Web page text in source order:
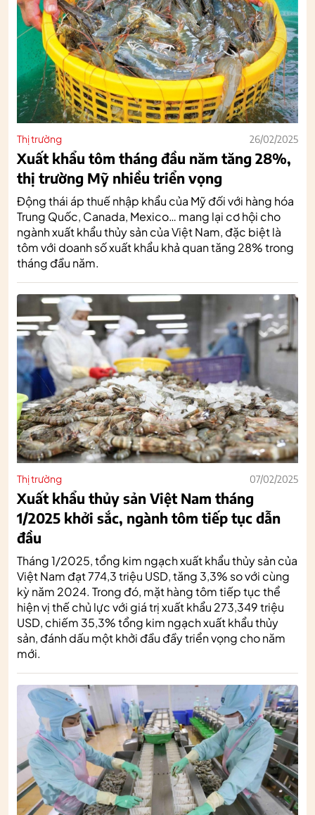
Thị trường 26/02/2025
Xuất khẩu tôm tháng đầu năm tăng 28%,
thị trường Mỹ nhiều triển vọng
Động thái áp thuế nhập khẩu của Mỹ đối với hàng hóa
Trung Quốc, Canada, Mexico… mang lại cơ hội cho
ngành xuất khẩu thủy sản của Việt Nam, đặc biệt là
tôm với doanh số xuất khẩu khả quan tăng 28% trong
tháng đầu năm.
Thị trường 07/02/2025
Xuất khẩu thủy sản Việt Nam tháng
1/2025 khởi sắc, ngành tôm tiếp tục dẫn
đầu
Tháng 1/2025, tổng kim ngạch xuất khẩu thủy sản của
Việt Nam đạt 774,3 triệu USD, tăng 3,3% so với cùng
kỳ năm 2024. Trong đó, mặt hàng tôm tiếp tục thể
hiện vị thế chủ lực với giá trị xuất khẩu 273,349 triệu
USD, chiếm 35,3% tổng kim ngạch xuất khẩu thủy
sản, đánh dấu một khởi đầu đầy triển vọng cho năm
mới.